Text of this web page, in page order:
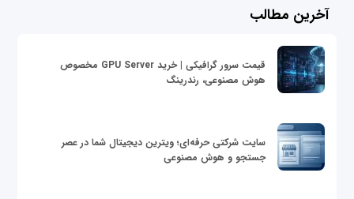
آخرین مطالب
قیمت سرور گرافیکی | خرید GPU Server مخصوص
هوش مصنوعی، رندرینگ
سایت شرکتی حرفه‌ای؛ ویترین دیجیتال شما در عصر
جستجو و هوش مصنوعی